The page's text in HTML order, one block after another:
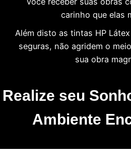
carinho que elas
Além disto as tintas HP
seguras, não agridem o
sua obra
Realize seu
Ambiente